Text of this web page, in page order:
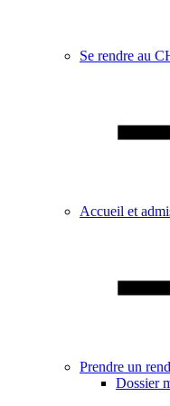
Se rendre au
Accueil et
Prendre un
Dossier